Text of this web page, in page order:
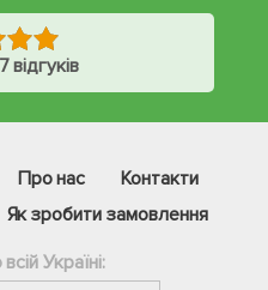
відгуків
Про нас
Контакти
Як зробити замовлення
Україні: